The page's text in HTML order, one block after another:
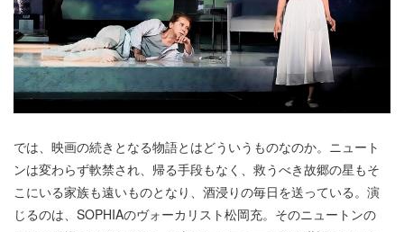
では、映画の続きとなる物語とはどういうものなのか。ニュート
ンは変わらず軟禁され、帰る手段もなく、救うべき故郷の星もそ
こにいる家族も遠いものとなり、酒浸りの毎日を送っている。演
じるのは、SOPHIAのヴォーカリスト松岡充。そのニュートンの